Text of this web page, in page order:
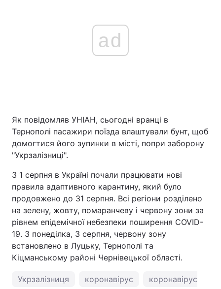
ad
Як повідомляв УНІАН, сьогодні вранці в
Тернополі пасажири поїзда влаштували бунт, щоб
домогтися його зупинки в місті, попри заборону
"Укрзалізниці".
З 1 серпня в Україні почали працювати нові
правила адаптивного карантину, який було
продовжено до 31 серпня. Всі регіони розділено
на зелену, жовту, помаранчеву і червону зони за
рівнем епідемічної небезпеки поширення COVID-
19. З понеділка, 3 серпня, червону зону
встановлено в Луцьку, Тернополі та
Кіцманському районі Чернівецької області.
Укрзалізниця коронавірус коронавірус в